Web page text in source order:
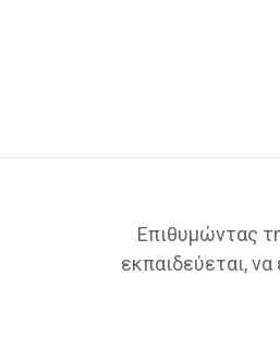
Επιθυμώντας
εκπαιδεύεται,